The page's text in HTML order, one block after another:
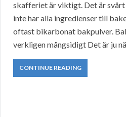
skafferiet är viktigt. Det är svårt
inte har alla ingredienser till
oftast bikarbonat bakpulver.
verkligen mångsidigt Det är ju
CONTINUE READING